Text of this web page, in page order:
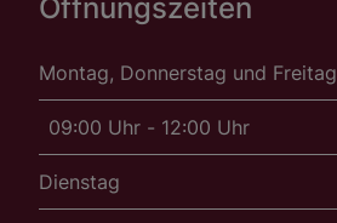
Öffnungszeiten
Montag, Donnerstag und Freitag
09:00 Uhr - 12:00 Uhr
Dienstag